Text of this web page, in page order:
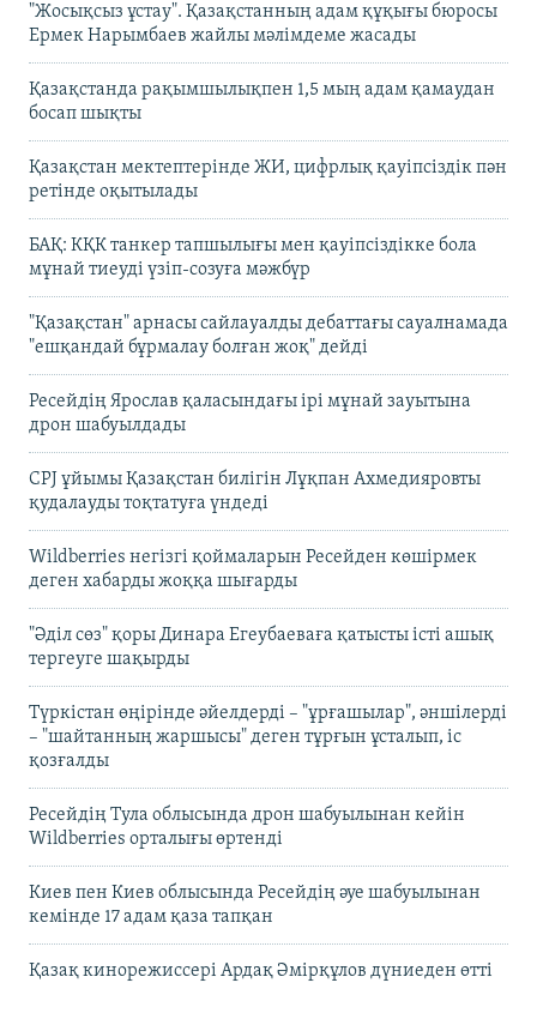
"Жосықсыз ұстау". Қазақстанның адам құқығы бюросы
Ермек Нарымбаев жайлы мәлімдеме жасады
Қазақстанда рақымшылықпен 1,5 мың адам қамаудан
босап шықты
Қазақстан мектептерінде ЖИ, цифрлық қауіпсіздік пән
ретінде оқытылады
БАҚ: КҚК танкер тапшылығы мен қауіпсіздікке бола
мұнай тиеуді үзіп-созуға мәжбүр
"Қазақстан" арнасы сайлауалды дебаттағы сауалнамада
"ешқандай бұрмалау болған жоқ" дейді
Ресейдің Ярослав қаласындағы ірі мұнай зауытына
дрон шабуылдады
CPJ ұйымы Қазақстан билігін Лұқпан Ахмедияровты
қудалауды тоқтатуға үндеді
Wildberries негізгі қоймаларын Ресейден көшірмек
деген хабарды жоққа шығарды
"Әділ сөз" қоры Динара Егеубаеваға қатысты істі ашық
тергеуге шақырды
Түркістан өңірінде әйелдерді – "ұрғашылар", әншілерді
– "шайтанның жаршысы" деген тұрғын ұсталып, іс
қозғалды
Ресейдің Тула облысында дрон шабуылынан кейін
Wildberries орталығы өртенді
Киев пен Киев облысында Ресейдің әуе шабуылынан
кемінде 17 адам қаза тапқан
Қазақ кинорежиссері Ардақ Әмірқұлов дүниеден өтті